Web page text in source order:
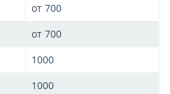
от 700
от 700
1000
1000